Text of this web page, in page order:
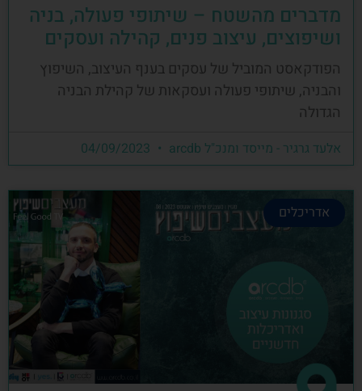
מדברים מהשטח – שיתופי פעולה, בניה
ושיפוצים, עיצוב פנים, קהילה ועסקים
הפודקאסט המוביל של עסקים בענף העיצוב, השיפוץ
והבניה, שיתופי פעולה ועסקאות של קהילת הבניה
הגדולה
אלעד גרגיר - מייסד ומנכ"ל arcdb
אדריכלים